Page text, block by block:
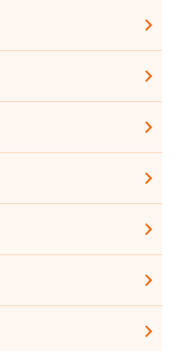
ス充填所オートスタ
所
センター
ンガス部